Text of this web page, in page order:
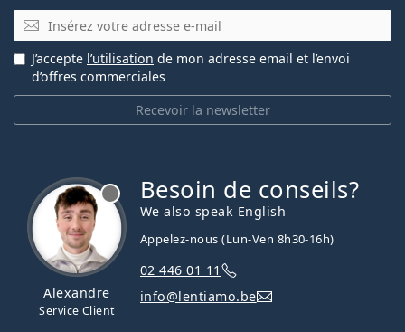
E-mail
Recevoir la newsletter
J’accepte l’utilisation de mon adresse email et l’envoi
d’offres commerciales
Alexandre
Service Client
Besoin de conseils?
We also speak English
Appelez-nous (Lun-Ven 8h30-16h)
02 446 01 11
info@lentiamo.be